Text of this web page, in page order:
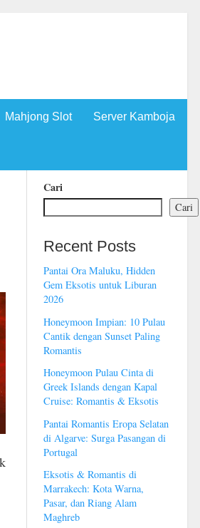
Mahjong Slot Server Kamboja
Cari
Cari
Recent Posts
Pantai Ora Maluku, Hidden
Gem Eksotis untuk Liburan
2026
Honeymoon Impian: 10 Pulau
Cantik dengan Sunset Paling
Romantis
Honeymoon Pulau Cinta di
Greek Islands dengan Kapal
Cruise: Romantis & Eksotis
Pantai Romantis Eropa Selatan
di Algarve: Surga Pasangan di
Portugal
Eksotis & Romantis di
Marrakech: Kota Warna,
Pasar, dan Riang Alam
Maghreb